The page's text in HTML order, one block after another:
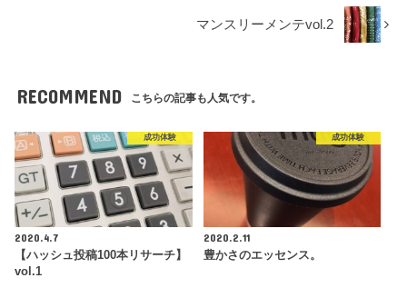
マンスリーメンテvol.2
RECOMMEND こちらの記事も人気です。
成功体験
2020.4.7
【ハッシュ投稿100本リサーチ】
vol.1
成功体験
2020.2.11
豊かさのエッセンス。